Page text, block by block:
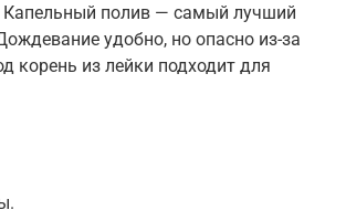
Капельный полив — самый лучший
удобно, но опасно из-за
корень из лейки подходит для